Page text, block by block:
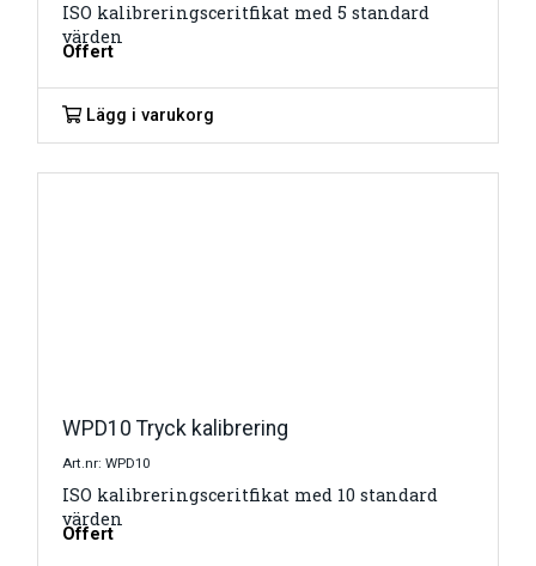
ISO kalibreringsceritfikat med 5 standard
värden
Offert
Lägg i varukorg
WPD10 Tryck kalibrering
Art.nr: WPD10
ISO kalibreringsceritfikat med 10 standard
värden
Offert